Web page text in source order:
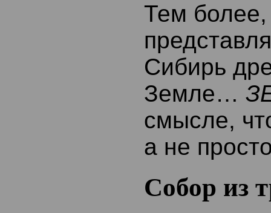
Тем более,
Сибирь
Земле…
смысле,
а не
Собор из